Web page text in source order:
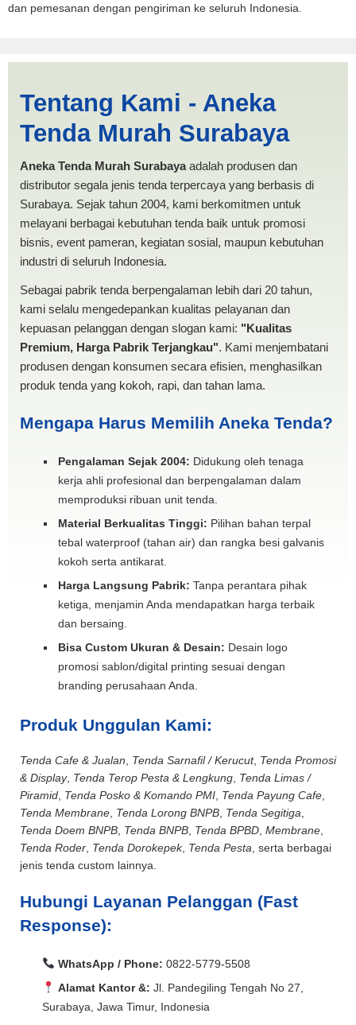
dan pemesanan dengan pengiriman ke seluruh Indonesia.
PRODUKSI ANEKA TENDA
MURAH
Tentang Kami - Aneka
Tenda Murah Surabaya
Aneka Tenda Murah Surabayaadalah produsen dan
distributor segala jenis tenda terpercaya yang berbasis di
Surabaya. Sejak tahun 2004, kami berkomitmen untuk
melayani berbagai kebutuhan tenda baik untuk promosi
bisnis, event pameran, kegiatan sosial, maupun kebutuhan
industri di seluruh Indonesia.
Sebagai pabrik tenda berpengalaman lebih dari 20 tahun,
kami selalu mengedepankan kualitas pelayanan dan
kepuasan pelanggan dengan slogan kami: "Kualitas
Premium, Harga Pabrik Terjangkau". Kami menjembatani
produsen dengan konsumen secara efisien, menghasilkan
produk tenda yang kokoh, rapi, dan tahan lama.
Mengapa Harus Memilih Aneka Tenda?
Pengalaman Sejak 2004: Didukung oleh tenaga
kerja ahli profesional dan berpengalaman dalam
memproduksi ribuan unit tenda.
Material Berkualitas Tinggi: Pilihan bahan terpal
tebal waterproof (tahan air) dan rangka besi galvanis
kokoh serta antikarat.
Harga Langsung Pabrik: Tanpa perantara pihak
ketiga, menjamin Anda mendapatkan harga terbaik
dan bersaing.
Bisa Custom Ukuran & Desain: Desain logo
promosi sablon/digital printing sesuai dengan
branding perusahaan Anda.
Produk Unggulan Kami:
Tenda Cafe & Jualan Tenda Sarnafil / Kerucut, Tenda Promosi
& Display, Tenda Terop Pesta & Lengkung Tenda Limas /
Piramid Tenda Posko & Komando PMI Tenda Payung Cafe
Tenda Membrane Tenda Lorong BNPB Tenda Segitiga
Tenda Doem BNPB Tenda BNPB Tenda BPBD Membrane
Tenda Roder Tenda Dorokepek, Tenda Pesta , serta berbagai
jenis tenda custom lainnya.
Hubungi Layanan Pelanggan (Fast
Response):
WhatsApp / Phone: 0822-5779-5508
Alamat Kantor &: Jl. Pandegiling Tengah No 27,
Surabaya, Jawa Timur, Indonesia